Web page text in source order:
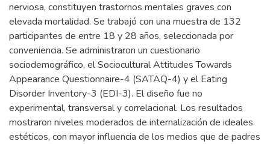
nerviosa, constituyen trastornos mentales graves con
elevada mortalidad. Se trabajó con una muestra de 132
participantes de entre 18 y 28 años, seleccionada por
conveniencia. Se administraron un cuestionario
sociodemográfico, el Sociocultural Attitudes Towards
Appearance Questionnaire-4 (SATAQ-4) y el Eating
Disorder Inventory-3 (EDI-3). El diseño fue no
experimental, transversal y correlacional. Los resultados
mostraron niveles moderados de internalización de ideales
estéticos, con mayor influencia de los medios que de padres